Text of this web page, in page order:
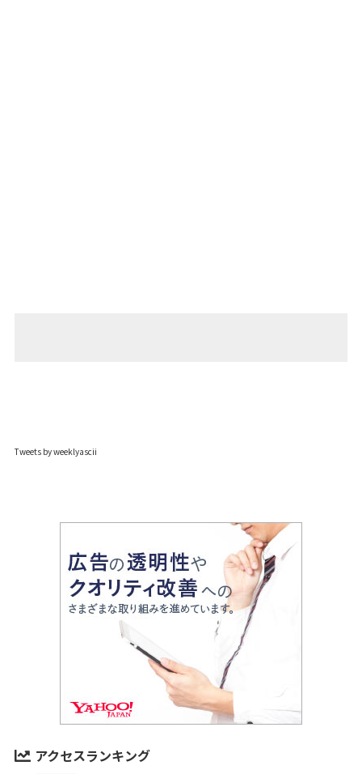
Tweets by weeklyascii
アクセスランキング